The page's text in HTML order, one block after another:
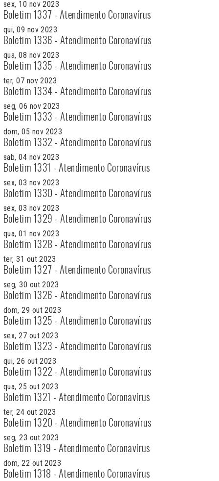
sex, 10 nov 2023
Boletim 1337 - Atendimento Coronavírus
qui, 09 nov 2023
Boletim 1336 - Atendimento Coronavírus
qua, 08 nov 2023
Boletim 1335 - Atendimento Coronavírus
ter, 07 nov 2023
Boletim 1334 - Atendimento Coronavírus
seg, 06 nov 2023
Boletim 1333 - Atendimento Coronavírus
dom, 05 nov 2023
Boletim 1332 - Atendimento Coronavírus
sab, 04 nov 2023
Boletim 1331 - Atendimento Coronavírus
sex, 03 nov 2023
Boletim 1330 - Atendimento Coronavírus
sex, 03 nov 2023
Boletim 1329 - Atendimento Coronavírus
qua, 01 nov 2023
Boletim 1328 - Atendimento Coronavírus
ter, 31 out 2023
Boletim 1327 - Atendimento Coronavírus
seg, 30 out 2023
Boletim 1326 - Atendimento Coronavírus
dom, 29 out 2023
Boletim 1325 - Atendimento Coronavírus
sex, 27 out 2023
Boletim 1323 - Atendimento Coronavírus
qui, 26 out 2023
Boletim 1322 - Atendimento Coronavírus
qua, 25 out 2023
Boletim 1321 - Atendimento Coronavírus
ter, 24 out 2023
Boletim 1320 - Atendimento Coronavírus
seg, 23 out 2023
Boletim 1319 - Atendimento Coronavírus
dom, 22 out 2023
Boletim 1318 - Atendimento Coronavírus